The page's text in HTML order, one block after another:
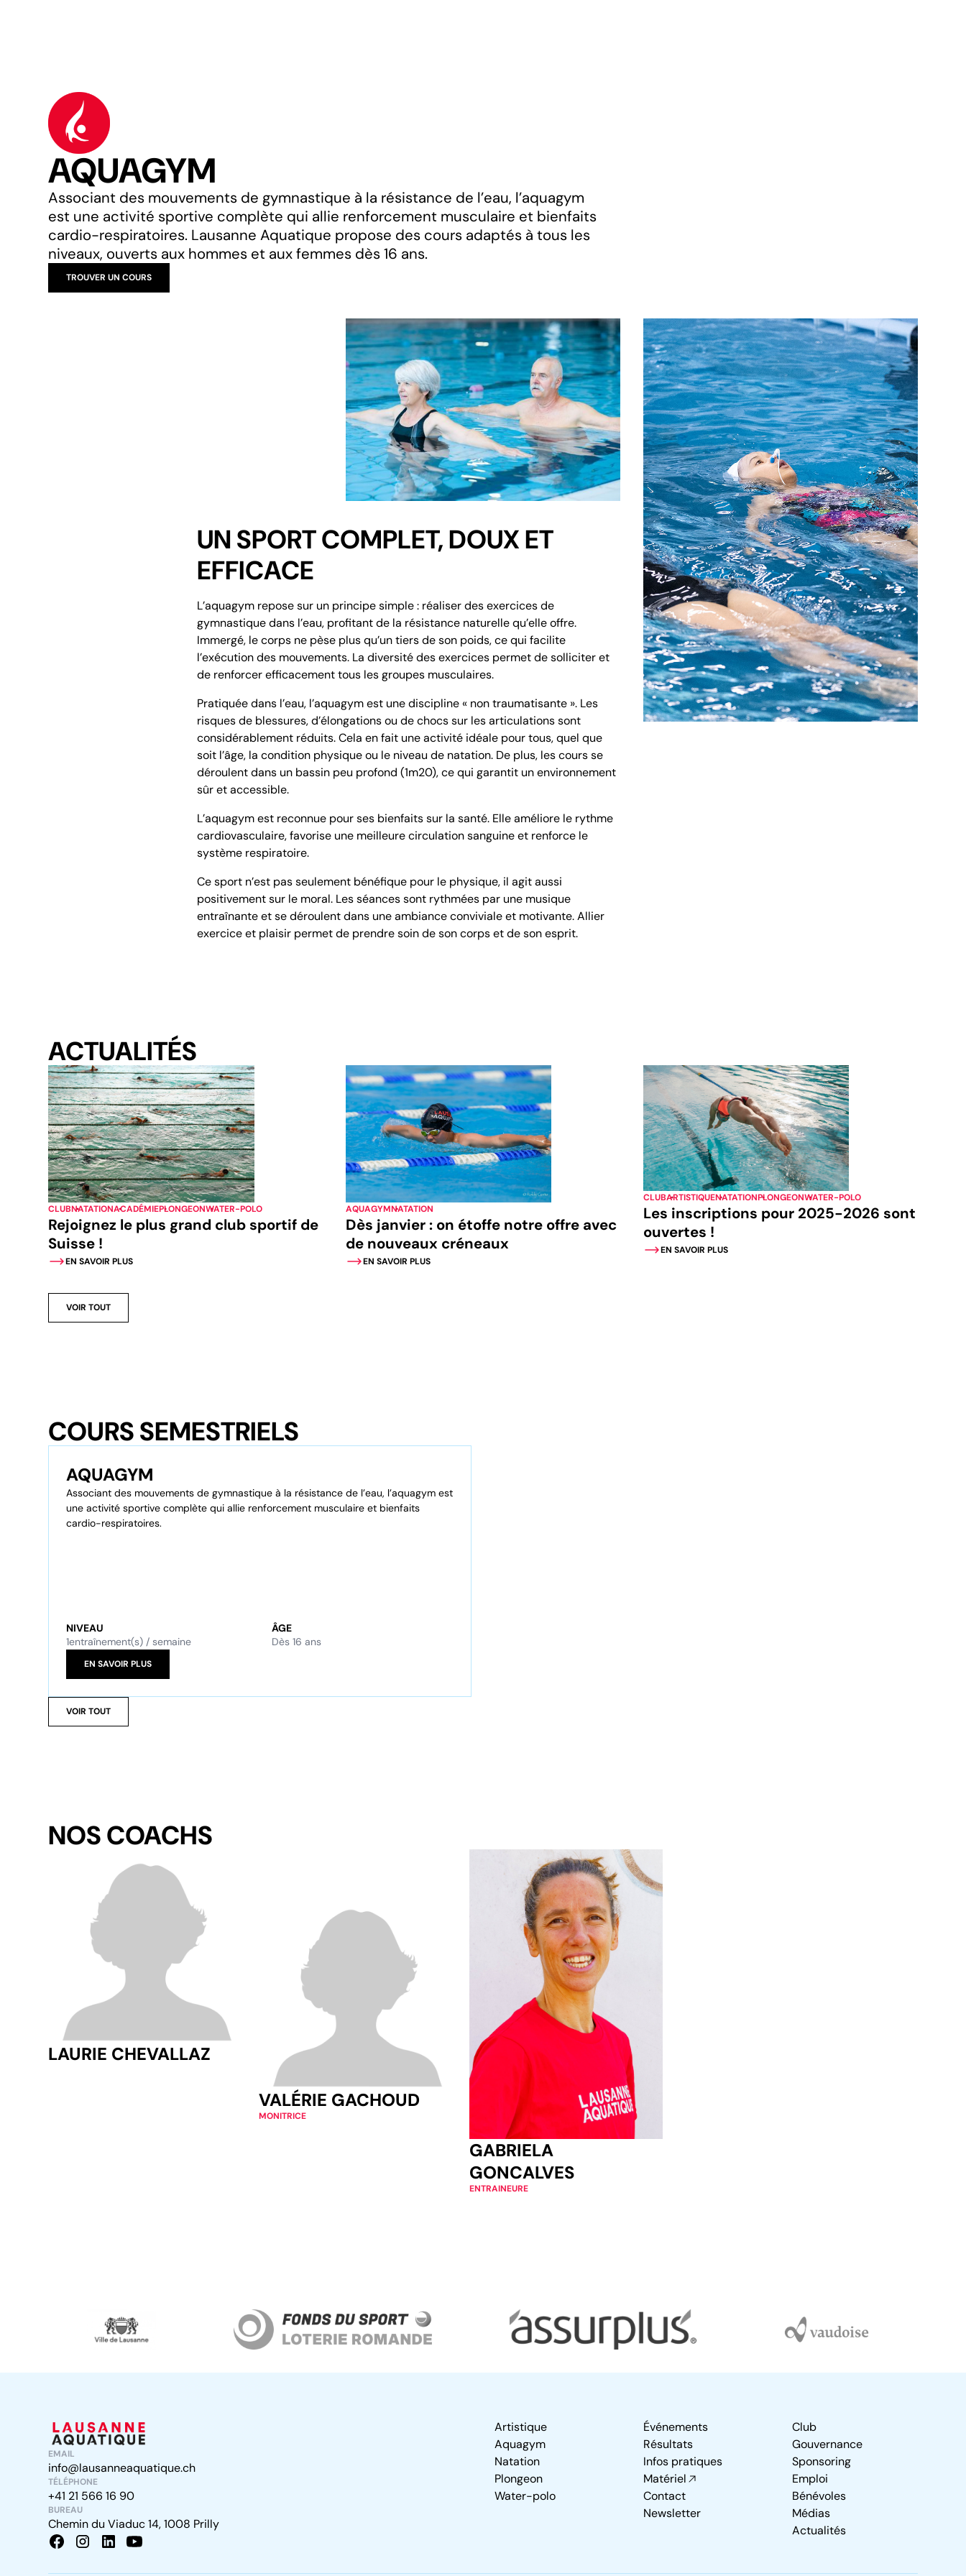
AQUAGYM
Associant des mouvements de gymnastique à la résistance de l’eau, l’aquagym
est une activité sportive complète qui allie renforcement musculaire et bienfaits
cardio-respiratoires. Lausanne Aquatique propose des cours adaptés à tous les
niveaux, ouverts aux hommes et aux femmes dès 16 ans.
TROUVER UN COURS
UN SPORT COMPLET, DOUX ET
EFFICACE
L’aquagym repose sur un principe simple : réaliser des exercices de
gymnastique dans l’eau, profitant de la résistance naturelle qu’elle offre.
Immergé, le corps ne pèse plus qu’un tiers de son poids, ce qui facilite
l’exécution des mouvements. La diversité des exercices permet de solliciter et
de renforcer efficacement tous les groupes musculaires.
Pratiquée dans l’eau, l’aquagym est une discipline « non traumatisante ». Les
risques de blessures, d’élongations ou de chocs sur les articulations sont
considérablement réduits. Cela en fait une activité idéale pour tous, quel que
soit l’âge, la condition physique ou le niveau de natation. De plus, les cours se
déroulent dans un bassin peu profond (1m20), ce qui garantit un environnement
sûr et accessible.
L’aquagym est reconnue pour ses bienfaits sur la santé. Elle améliore le rythme
cardiovasculaire, favorise une meilleure circulation sanguine et renforce le
système respiratoire.
Ce sport n’est pas seulement bénéfique pour le physique, il agit aussi
positivement sur le moral. Les séances sont rythmées par une musique
entraînante et se déroulent dans une ambiance conviviale et motivante. Allier
exercice et plaisir permet de prendre soin de son corps et de son esprit.
ACTUALITÉS
CLUBNATATIONACADÉMIEPLONGEONWATER-POLO
Rejoignez le plus grand club sportif de
Suisse !
EN SAVOIR PLUS
AQUAGYMNATATION
Dès janvier : on étoffe notre offre avec
de nouveaux créneaux
EN SAVOIR PLUS
CLUBARTISTIQUENATATIONPLONGEONWATER-POLO
Les inscriptions pour 2025-2026 sont
ouvertes !
EN SAVOIR PLUS
VOIR TOUT
COURS SEMESTRIELS
AQUAGYM
Associant des mouvements de gymnastique à la résistance de l’eau, l’aquagym est
une activité sportive complète qui allie renforcement musculaire et bienfaits
cardio-respiratoires.
NIVEAU
1entraînement(s) / semaine
ÂGE
Dès 16 ans
EN SAVOIR PLUS
VOIR TOUT
NOS COACHS
LAURIE CHEVALLAZ
VALÉRIE GACHOUD
MONITRICE
GABRIELA
GONCALVES
ENTRAINEURE
EMAIL
info@lausanneaquatique.ch
TÉLÉPHONE
+41 21 566 16 90
BUREAU
Chemin du Viaduc 14, 1008 Prilly
Artistique
Aquagym
Natation
Plongeon
Water-polo
Événements
Résultats
Infos pratiques
Matériel
Contact
Newsletter
Club
Gouvernance
Sponsoring
Emploi
Bénévoles
Médias
Actualités